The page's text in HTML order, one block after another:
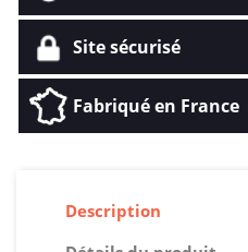
Site sécurisé
Fabriqué en France
Description